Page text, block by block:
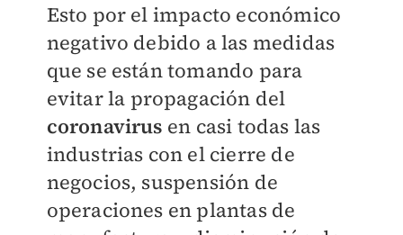
Esto por el impacto económico
negativo debido a las medidas
que se están tomando para
evitar la propagación del
coronavirus en casi todas las
industrias con el cierre de
negocios, suspensión de
operaciones en plantas de